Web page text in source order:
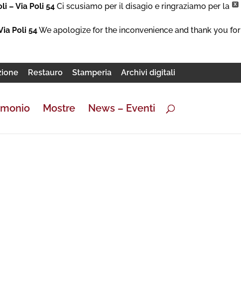
X
– Via Poli 54Ci scusiamo per il disagio e ringraziamo per la
Poli 54We apologize for the inconvenience and thank you for
Restauro Stamperia Archivi digitali
Mostre News – Eventi